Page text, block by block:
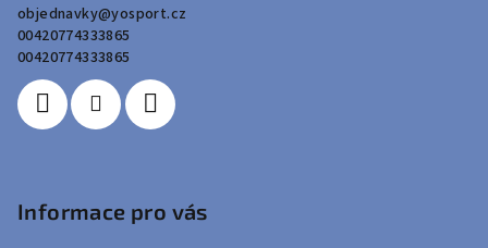
objednavky@yosport.cz
00420774333865
00420774333865
Informace pro vás